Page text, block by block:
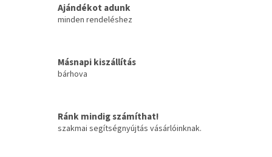
Ajándékot adunk
minden rendeléshez
Másnapi kiszállítás
bárhova
Ránk mindig számíthat!
szakmai segítségnyújtás vásárlóinknak.